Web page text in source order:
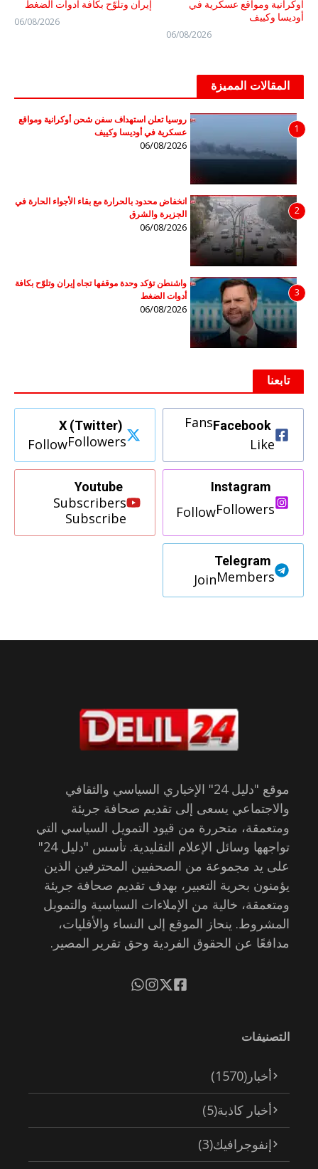
أوكرانية ومواقع عسكرية في
أوديسا وكييف
06/08/2026
إيران وتلوّح بكافة أدوات الضغط
06/08/2026
المقالات المميزة
1
روسيا تعلن استهداف سفن شحن أوكرانية ومواقع
عسكرية في أوديسا وكييف
06/08/2026
2
انخفاض محدود بالحرارة مع بقاء الأجواء الحارة في
الجزيرة والشرق
06/08/2026
3
واشنطن تؤكد وحدة موقفها تجاه إيران وتلوّح بكافة
أدوات الضغط
06/08/2026
تابعنا
Facebook
Fans
Like
X (Twitter)
Followers
Follow
Instagram
Followers
Follow
Youtube
Subscribers
Subscribe
Telegram
Members
Join
موقع "دليل 24" الإخباري السياسي والثقافي
والاجتماعي يسعى إلى تقديم صحافة جريئة
ومتعمقة، متحررة من قيود التمويل السياسي التي
تواجهها وسائل الإعلام التقليدية. تأسس "دليل 24"
على يد مجموعة من الصحفيين المحترفين الذين
يؤمنون بحرية التعبير، بهدف تقديم صحافة جريئة
ومتعمقة، خالية من الإملاءات السياسية والتمويل
المشروط. ينحاز الموقع إلى النساء والأقليات،
مدافعًا عن الحقوق الفردية وحق تقرير المصير.
التصنيفات
أخبار (1570)
أخبار كاذبة(5)
إنفوجرافيك(3)